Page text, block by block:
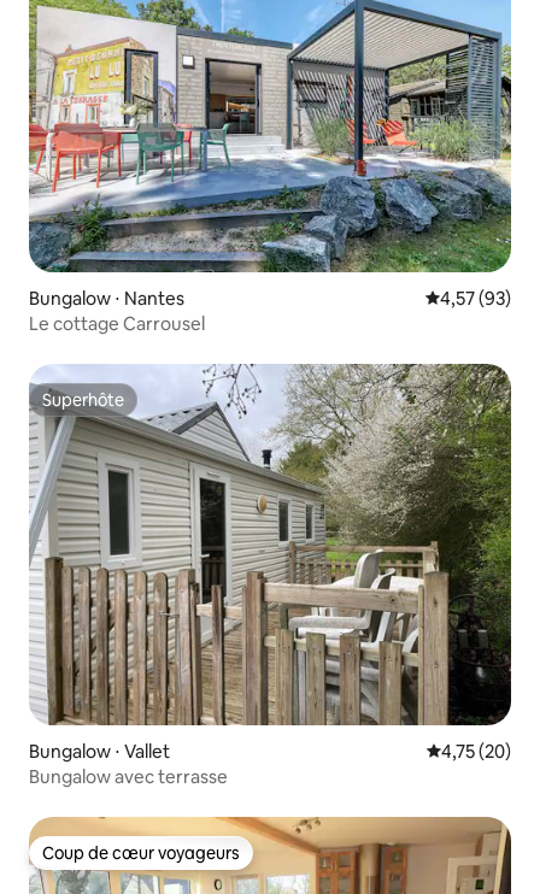
Bungalow ⋅ Nantes Évaluation
4,57 (93)
Le cottage Carrousel
Superhôte
Superhôte
Bungalow ⋅ Vallet Évaluation
4,75 (20)
Bungalow avec terrasse
Coup de cœur voyageurs
Coup de cœur voyageurs